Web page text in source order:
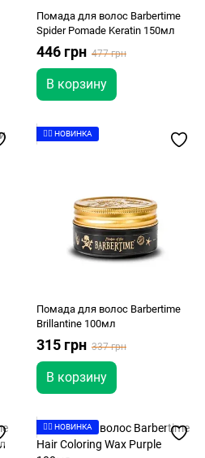
Помада для волос Barbertime
Spider Pomade Keratin 150мл
446 грн 477 грн
В корзину
👉🏻 НОВИНКА
Помада для волос Barbertime
Brillantine 100мл
315 грн 337 грн
В корзину
👉🏻 НОВИНКА